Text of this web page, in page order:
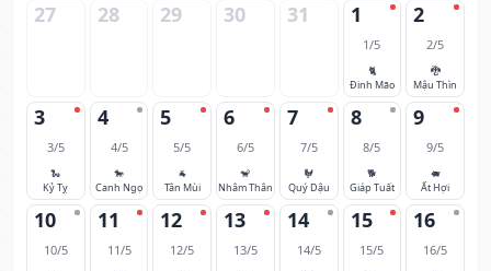
27 28 29 30 31 1
1/5
🐈
Đinh Mão
2
2/5
🐉
Mậu Thìn
3
3/5
🐍
Kỷ Tỵ
4
4/5
🐎
Canh Ngọ
5
5/5
🐐
Tân Mùi
6
6/5
🐒
Nhâm Thân
7
7/5
🐓
Quý Dậu
8
8/5
🐕
Giáp Tuất
9
9/5
🐖
Ất Hợi
10
10/5
11
11/5
12
12/5
13
13/5
14
14/5
15
15/5
16
16/5